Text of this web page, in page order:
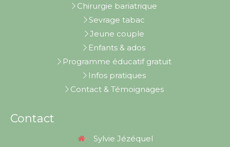
Chirurgie bariatrique
Sevrage tabac
Jeune couple
Enfants & ados
Programme éducatif gratuit
Infos pratiques
Contact & Témoignages
Contact
Sylvie Jézéquel